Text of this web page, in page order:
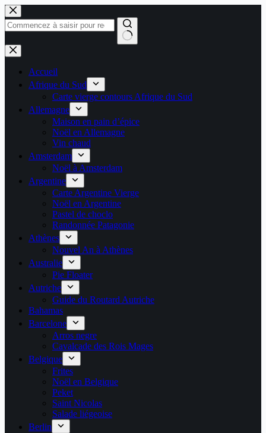
Passer
au
contenu
Aucun
résultat
Accueil
Afrique du Sud
Carte vierge contours Afrique du Sud
Allemagne
Maison en pain d’épice
Noël en Allemagne
Vin chaud
Amsterdam
Noël à Amsterdam
Argentine
Carte Argentine Vierge
Noël en Argentine
Pastel de choclo
Randonnée Patagonie
Athènes
Nouvel An à Athènes
Australie
Pie Floater
Autriche
Guide du Routard Autriche
Bahamas
Barcelone
Arros negre
Cavalcade des Rois Mages
Belgique
Frites
Noël en Belgique
Peket
Saint Nicolas
Salade liégeoise
Berlin